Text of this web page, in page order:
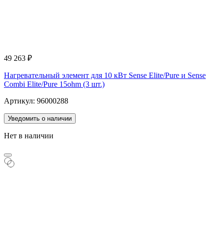
49 263 ₽
Нагревательный элемент для 10 кВт Sense Elite/Pure и Sense
Combi Elite/Pure 15ohm (3 шт.)
Артикул: 96000288
Уведомить о наличии
Нет в наличии